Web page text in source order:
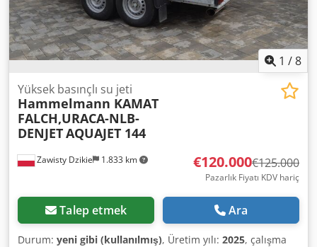
1 /8
Zawisty Dzikie 1.833 km
Yüksek basınçlı su jeti
Hammelmann KAMAT
FALCH,URACA-NLB-
DENJETAQUAJET 144
€120.000€125.000
Pazarlık Fiyatı KDV hariç
Talep etmek Ara
Durum: yeni gibi (kullanılmış), Üretim yılı: 2025, çalışma